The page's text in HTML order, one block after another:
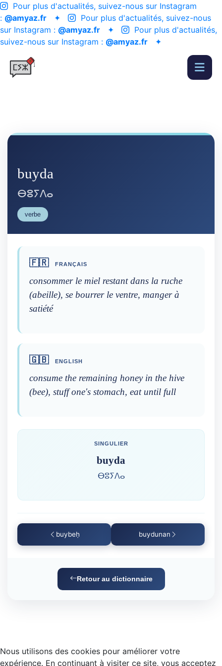
Pour plus d'actualités, suivez-nous sur Instagram
: @amyaz.fr ✦
Pour plus d'actualités, suivez-nous
sur Instagram : @amyaz.fr ✦
Pour plus d'actualités,
suivez-nous sur Instagram : @amyaz.fr ✦
buyda
ⴱⵓⵢⴷⴰ
verbe
🇫🇷 FRANÇAIS
consommer le miel restant dans la ruche
(abeille), se bourrer le ventre, manger à
satiété
🇬🇧 ENGLISH
consume the remaining honey in the hive
(bee), stuff one's stomach, eat until full
SINGULIER
buyda
ⴱⵓⵢⴷⴰ
buybeḥ buydunan
Retour au dictionnaire
Nous utilisons des cookies pour améliorer votre
expérience. En continuant à visiter ce site, vous acceptez